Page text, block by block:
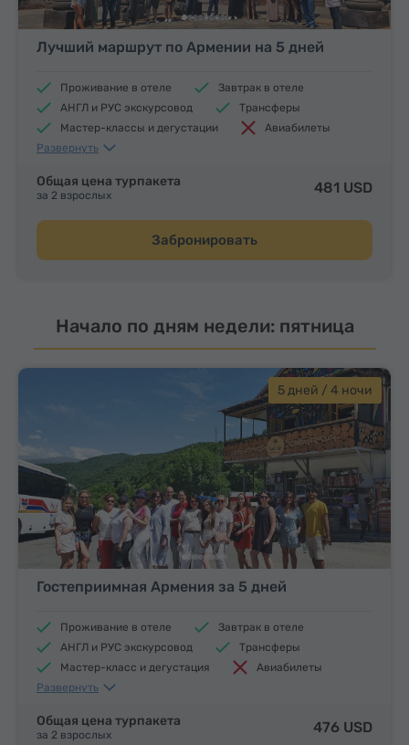
Лучший маршрут по Армении на 5 дней
Проживание в отеле
Завтрак в отеле
АНГЛ и РУС экскурсовод
Трансферы
Мастер-классы и дегустации
Авиабилеты
Обеды и ужины
Развернуть
Общая цена турпакета
за 2 взрослых 481 USD
Забронировать
Начало по дням недели: пятница
5 дней / 4 ночи
Гостеприимная Армения за 5 дней
Проживание в отеле
Завтрак в отеле
АНГЛ и РУС экскурсовод
Трансферы
Мастер-класс и дегустация
Авиабилеты
Обеды и ужины
Развернуть
Общая цена турпакета
за 2 взрослых 476 USD